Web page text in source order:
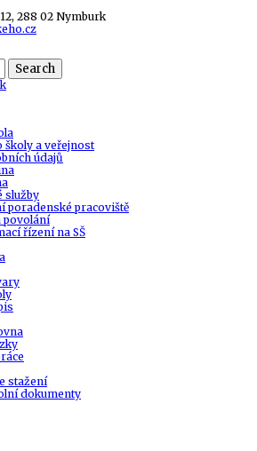
288 02 Nymburk
Search
školy a veřejnost
údajů
služby
poradenské pracoviště
povolání
řízení na SŠ
stažení
dokumenty